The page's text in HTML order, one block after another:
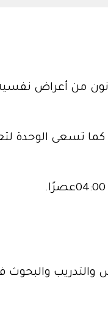
من أعراض
كما تسعى الوحدة
والتدريب